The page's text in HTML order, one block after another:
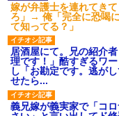
嫁が弁護士を連れてき
ろ」→ 俺「完全に恐喝
て知ってる？」
居酒屋にて。兄の紹介
理です！」酷すぎるワ
し「お勘定です。逃が
せたら...
義兄嫁が義実家で「コ